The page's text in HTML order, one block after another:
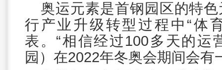
奥运元素是首钢园区的特
行产业升级转型过程中“体
表。“相信经过100多天的运
园）在2022年冬奥会期间会有